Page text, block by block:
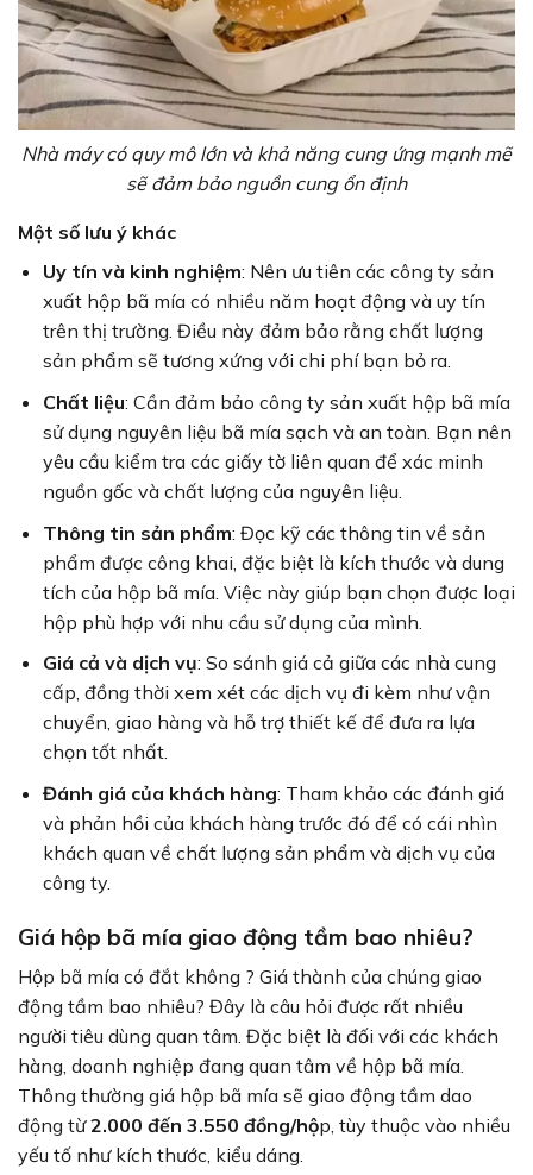
Nhà máy có quy mô lớn và khả năng cung ứng mạnh mẽ
sẽ đảm bảo nguồn cung ổn định
Một số lưu ý khác
Uy tín và kinh nghiệm: Nên ưu tiên các công ty sản
xuất hộp bã mía có nhiều năm hoạt động và uy tín
trên thị trường. Điều này đảm bảo rằng chất lượng
sản phẩm sẽ tương xứng với chi phí bạn bỏ ra.
Chất liệu: Cần đảm bảo công ty sản xuất hộp bã mía
sử dụng nguyên liệu bã mía sạch và an toàn. Bạn nên
yêu cầu kiểm tra các giấy tờ liên quan để xác minh
nguồn gốc và chất lượng của nguyên liệu.
Thông tin sản phẩm: Đọc kỹ các thông tin về sản
phẩm được công khai, đặc biệt là kích thước và dung
tích của hộp bã mía. Việc này giúp bạn chọn được loại
hộp phù hợp với nhu cầu sử dụng của mình.
Giá cả và dịch vụ: So sánh giá cả giữa các nhà cung
cấp, đồng thời xem xét các dịch vụ đi kèm như vận
chuyển, giao hàng và hỗ trợ thiết kế để đưa ra lựa
chọn tốt nhất.
Đánh giá của khách hàng: Tham khảo các đánh giá
và phản hồi của khách hàng trước đó để có cái nhìn
khách quan về chất lượng sản phẩm và dịch vụ của
công ty.
Giá hộp bã mía giao động tầm bao nhiêu?
Hộp bã mía có đắt không ? Giá thành của chúng giao
động tầm bao nhiêu? Đây là câu hỏi được rất nhiều
người tiêu dùng quan tâm. Đặc biệt là đối với các khách
hàng, doanh nghiệp đang quan tâm về hộp bã mía.
Thông thường giá hộp bã mía sẽ giao động tầm dao
động từ2.000 đến 3.550 đồng/hộp, tùy thuộc vào nhiều
yếu tố như kích thước, kiểu dáng.